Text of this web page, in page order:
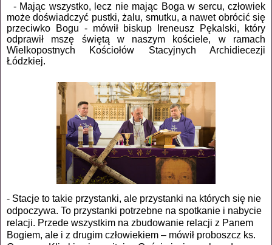
- Mając wszystko, lecz nie mając Boga w sercu, człowiek
może doświadczyć pustki, żalu, smutku, a nawet obrócić się
przeciwko Bogu - mówił biskup Ireneusz Pękalski, który
odprawił mszę świętą w naszym kościele, w ramach
Wielkopostnych Kościołów Stacyjnych Archidiecezji
Łódzkiej.
- Stacje to takie przystanki, ale przystanki na których się nie
odpoczywa. To przystanki potrzebne na spotkanie i nabycie
relacji. Przede wszystkim na zbudowanie relacji z Panem
Bogiem, ale i z drugim człowiekiem – mówił proboszcz ks.